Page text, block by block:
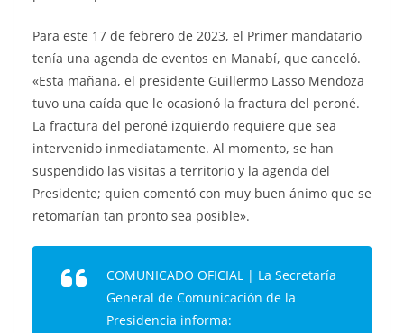
Para este 17 de febrero de 2023, el Primer mandatario
tenía una agenda de eventos en Manabí, que canceló.
«Esta mañana, el presidente Guillermo Lasso Mendoza
tuvo una caída que le ocasionó la fractura del peroné.
La fractura del peroné izquierdo requiere que sea
intervenido inmediatamente. Al momento, se han
suspendido las visitas a territorio y la agenda del
Presidente; quien comentó con muy buen ánimo que se
retomarían tan pronto sea posible».
COMUNICADO OFICIAL | La Secretaría
General de Comunicación de la
Presidencia informa: